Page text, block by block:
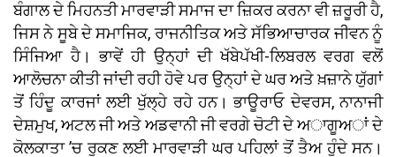
ਬੰਗਾਲ ਦੇ ਮਿਹਨਤੀ ਮਾਰਵਾੜੀ ਸਮਾਜ ਦਾ ਜ਼ਿਕਰ ਕਰਨਾ ਵੀ ਜ਼ਰੂਰੀ ਹੈ,
ਜਿਸ ਨੇ ਸੂਬੇ ਦੇ ਸਮਾਜਿਕ, ਰਾਜਨੀਤਿਕ ਅਤੇ ਸੱਭਿਆਚਾਰਕ ਜੀਵਨ ਨੂੰ
ਸਿੰਜਿਆ ਹੈ। ਭਾਵੇਂ ਹੀ ਉਨ੍ਹਾਂ ਦੀ ਖੱਬੇਪੱਖੀ-ਲਿਬਰਲ ਵਰਗ ਵਲੋਂ
ਆਲੋਚਨਾ ਕੀਤੀ ਜਾਂਦੀ ਰਹੀ ਹੋਵੇ ਪਰ ਉਨ੍ਹਾਂ ਦੇ ਘਰ ਅਤੇ ਖ਼ਜ਼ਾਨੇ ਯੁੱਗਾਂ
ਤੋਂ ਹਿੰਦੂ ਕਾਰਜਾਂ ਲਈ ਖੁੱਲ੍ਹੇ ਰਹੇ ਹਨ। ਭਾਊਰਾਓ ਦੇਵਰਸ, ਨਾਨਾਜੀ
ਦੇਸ਼ਮੁਖ, ਅਟਲ ਜੀ ਅਤੇ ਅਡਵਾਨੀ ਜੀ ਵਰਗੇ ਚੋਟੀ ਦੇ ਅਾਗੂਅਾਂ ਦੇ
ਕੋਲਕਾਤਾ ’ਚ ਰੁਕਣ ਲਈ ਮਾਰਵਾੜੀ ਘਰ ਪਹਿਲਾਂ ਤੋਂ ਤੈਅ ਹੁੰਦੇ ਸਨ।